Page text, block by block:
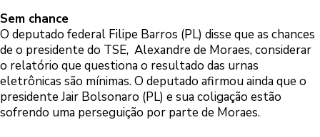
Sem chance
O deputado federal Filipe Barros (PL) disse que as chances
de o presidente do TSE, Alexandre de Moraes, considerar
o relatório que questiona o resultado das urnas
eletrônicas são mínimas. O deputado afirmou ainda que o
presidente Jair Bolsonaro (PL) e sua coligação estão
sofrendo uma perseguição por parte de Moraes.